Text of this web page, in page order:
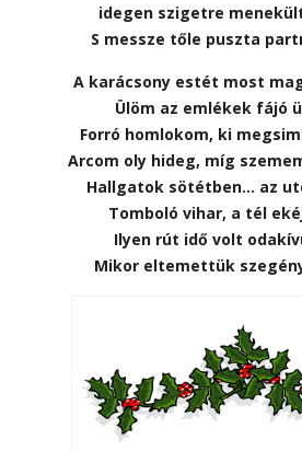
idegen szigetre
S messze tőle puszta
A karácsony estét most
Ülöm az emlékek fájó
Forró homlokom, ki
Arcom oly hideg, míg
Hallgatok sötétben… az
Tomboló vihar, a tél
Ilyen rút idő volt
Mikor eltemettük